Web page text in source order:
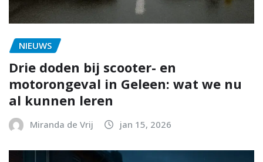
NIEUWS
Drie doden bij scooter- en
motorongeval in Geleen: wat we nu
al kunnen leren
Miranda de Vrij jan 15, 2026